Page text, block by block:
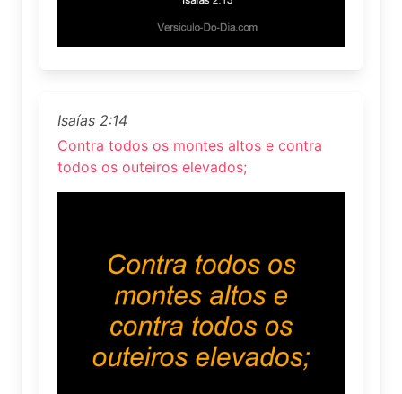
Isaías 2:14
Contra todos os montes altos e contra
todos os outeiros elevados;